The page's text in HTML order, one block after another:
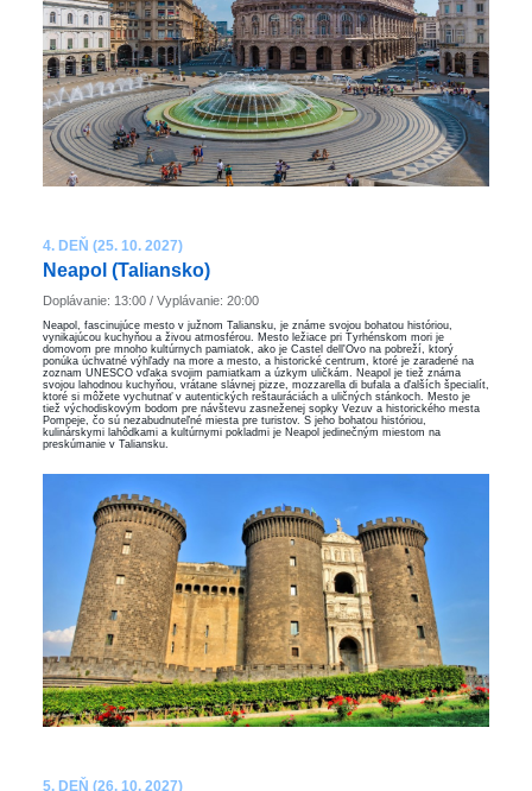
4. DEŇ (25. 10. 2027)
Neapol (Taliansko)
Doplávanie: 13:00 / Vyplávanie: 20:00
Neapol, fascinujúce mesto v južnom Taliansku, je známe svojou bohatou históriou,
vynikajúcou kuchyňou a živou atmosférou. Mesto ležiace pri Tyrhénskom mori je
domovom pre mnoho kultúrnych pamiatok, ako je Castel dell'Ovo na pobreží, ktorý
ponúka úchvatné výhľady na more a mesto, a historické centrum, ktoré je zaradené na
zoznam UNESCO vďaka svojim pamiatkam a úzkym uličkám. Neapol je tiež známa
svojou lahodnou kuchyňou, vrátane slávnej pizze, mozzarella di bufala a ďalších špecialít,
ktoré si môžete vychutnať v autentických reštauráciách a uličných stánkoch. Mesto je
tiež východiskovým bodom pre návštevu zasneženej sopky Vezuv a historického mesta
Pompeje, čo sú nezabudnuteľné miesta pre turistov. S jeho bohatou históriou,
kulinárskymi lahôdkami a kultúrnymi pokladmi je Neapol jedinečným miestom na
preskúmanie v Taliansku.
5. DEŇ (26. 10. 2027)